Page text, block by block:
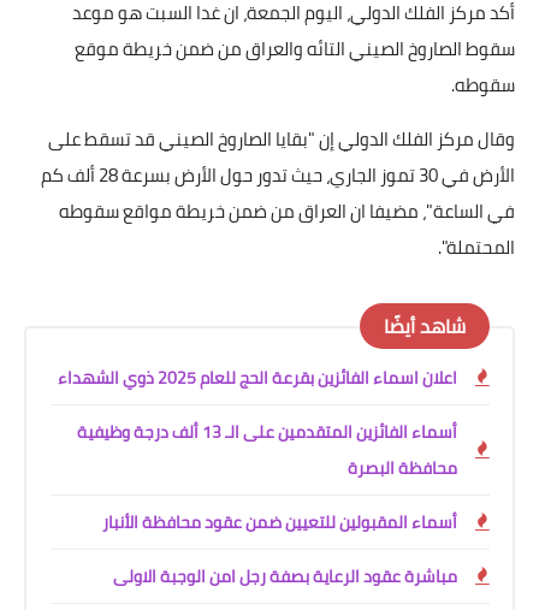
أكد مركز الفلك الدولي، اليوم الجمعة، ان غدا السبت هو موعد
سقوط الصاروخ الصيني التائه والعراق من ضمن خريطة موقع
سقوطه.
وقال مركز الفلك الدولي إن "بقايا الصاروخ الصيني قد تسقط على
الأرض في 30 تموز الجاري، حيث تدور حول الأرض بسرعة 28 ألف كم
في الساعة"، مضيفا ان العراق من ضمن خريطة مواقع سقوطه
المحتملة".
شاهد أيضًا
اعلان اسماء الفائزين بقرعة الحج للعام 2025 ذوي الشهداء
أسماء الفائزين المتقدمين على الـ 13 ألف درجة وظيفية
محافظة البصرة
أسماء المقبولين للتعيين ضمن عقود محافظة الأنبار
مباشرة عقود الرعاية بصفة رجل امن الوجبة الاولى